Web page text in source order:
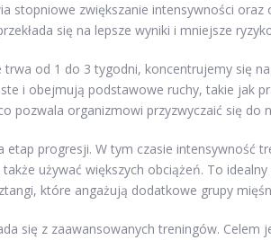
stopniowe zwiększanie intensywności
się na lepsze wyniki i mniejsze
od 1 do 3 tygodni, koncentrujemy się
i obejmują podstawowe ruchy, takie jak
pozwala organizmowi przyzwyczaić się do
progresji. W tym czasie intensywność
używać większych obciążeń. To
które angażują dodatkowe grupy
się z zaawansowanych treningów. Celem